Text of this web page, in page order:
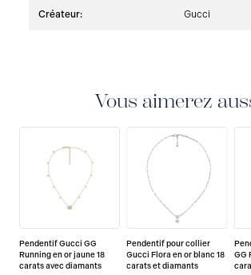
Créateur: Gucci
Vous aimerez
Pendentif Gucci GG
Running en or jaune 18
carats avec diamants
Pendentif pour collier
Gucci Flora en or blanc 18
carats et diamants
GG